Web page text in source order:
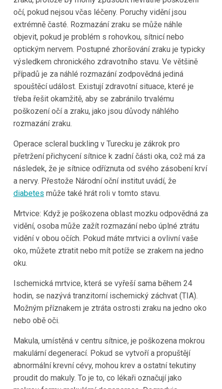
očí, pokud nejsou včas léčeny. Poruchy vidění jsou
extrémně časté. Rozmazání zraku se může náhle
objevit, pokud je problém s rohovkou, sítnicí nebo
optickým nervem. Postupné zhoršování zraku je typicky
výsledkem chronického zdravotního stavu. Ve většině
případů je za náhlé rozmazání zodpovědná jediná
spouštěcí událost. Existují zdravotní situace, které je
třeba řešit okamžitě, aby se zabránilo trvalému
poškození očí a zraku, jako jsou důvody náhlého
rozmazání zraku.
Operace scleral buckling v Turecku je zákrok pro
přetržení přichycení sítnice k zadní části oka, což má za
následek, že je sítnice odříznuta od svého zásobení krví
a nervy. Přestože Národní oční institut uvádí, že
diabetes může také hrát roli v tomto stavu.
Mrtvice: Když je poškozena oblast mozku odpovědná za
vidění, osoba může zažít rozmazání nebo úplné ztrátu
vidění v obou očích. Pokud máte mrtvici a ovlivní vaše
oko, můžete ztratit nebo mít potíže se zrakem na jedno
oku.
Ischemická mrtvice, která se vyřeší sama během 24
hodin, se nazývá tranzitorní ischemický záchvat (TIA).
Možným příznakem je ztráta ostrosti zraku na jedno oko
nebo obě oči.
Makula, umístěná v centru sítnice, je poškozena mokrou
makulární degenerací. Pokud se vytvoří a propuštějí
abnormální krevní cévy, mohou krev a ostatní tekutiny
proudit do makuly. To je to, co lékaři označují jako